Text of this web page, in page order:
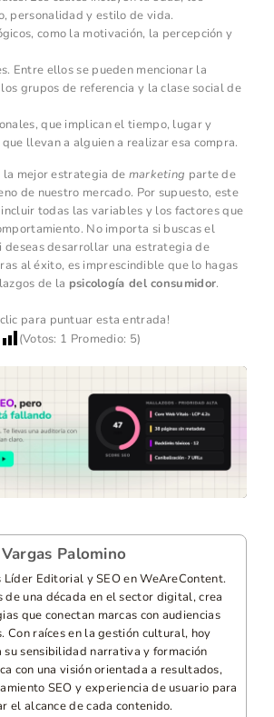
personalidad y estilo de vida.
como la motivación, la percepción y
Entre ellos se pueden mencionar la
grupos de referencia y la clase social de
que implican el tiempo, lugar y
llevan a alguien a realizar esa compra.
la mejor estrategia de marketing parte de
de nuestro mercado. Por supuesto, este
todas las variables y los factores que
No importa si buscas el
deseas desarrollar una estrategia de
al éxito, es imprescindible que lo hagas
de la psicología del consumidor.
clic para puntuar esta entrada!
(Votos: 1 Promedio: 5)
Palomino
Líder Editorial y SEO en WeAreContent.
de una década en el sector digital, crea
que conectan marcas con audiencias
Con raíces en la gestión cultural, hoy
su sensibilidad narrativa y formación
con una visión orientada a resultados,
SEO y experiencia de usuario para
el alcance de cada contenido.